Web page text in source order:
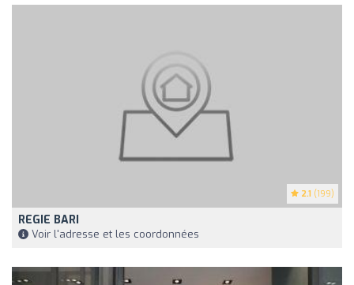
2.1 (199)
REGIE BARI
Voir l'adresse et les coordonnées